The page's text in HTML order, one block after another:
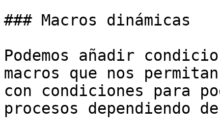
### Macros dinámicas
Podemos añadir
macros que nos
con condiciones para
procesos dependiendo